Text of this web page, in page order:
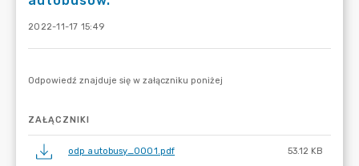
2022-11-17 15:49
ZAŁĄCZNIKI
odp autobusy_0001.pdf 53.12 KB